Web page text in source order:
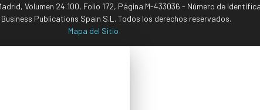
Volumen 24.100, Folio 172, Página M-433036 - Número de
Publications Spain S.L. Todos los derechos reservados.
Mapa del Sitio